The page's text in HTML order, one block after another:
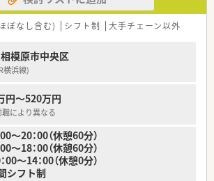
ご相談可
る方、学びたい方歓迎！
安のある方でもしっかり学べます
フバランスに配慮しながら働きたい方
ぼなし含む) シフト制 大手チェーン以外
模原市中央区
横浜線)
円～520万円
により異なる
～20：00（休憩60分）
18：00（休憩60分）
～14：00（休憩0分）
シフト制